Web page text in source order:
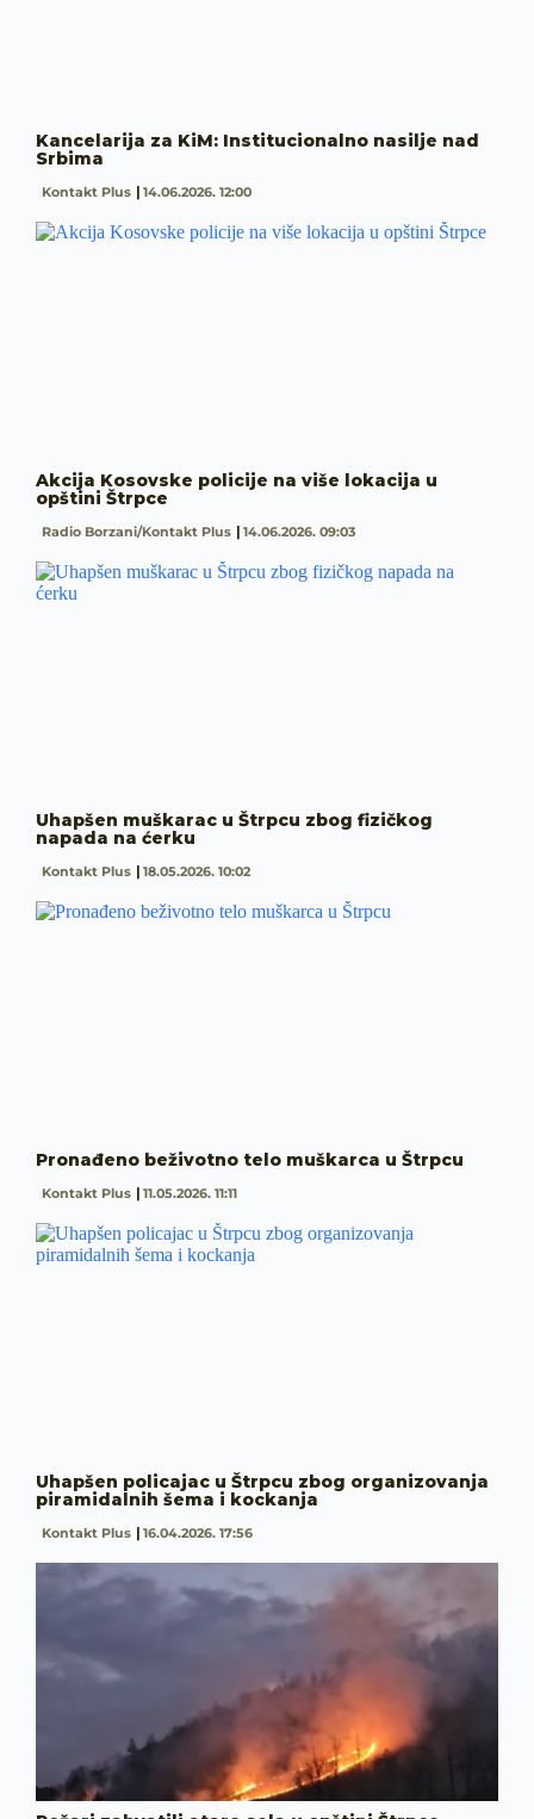
Kancelarija za KiM: Institucionalno nasilje nad
Srbima
Kontakt Plus 14.06.2026. 12:00
Akcija Kosovske policije na više lokacija u
opštini Štrpce
Radio Borzani/Kontakt Plus 14.06.2026. 09:03
Uhapšen muškarac u Štrpcu zbog fizičkog
napada na ćerku
Kontakt Plus 18.05.2026. 10:02
Pronađeno beživotno telo muškarca u Štrpcu
Kontakt Plus 11.05.2026. 11:11
Uhapšen policajac u Štrpcu zbog organizovanja
piramidalnih šema i kockanja
Kontakt Plus 16.04.2026. 17:56